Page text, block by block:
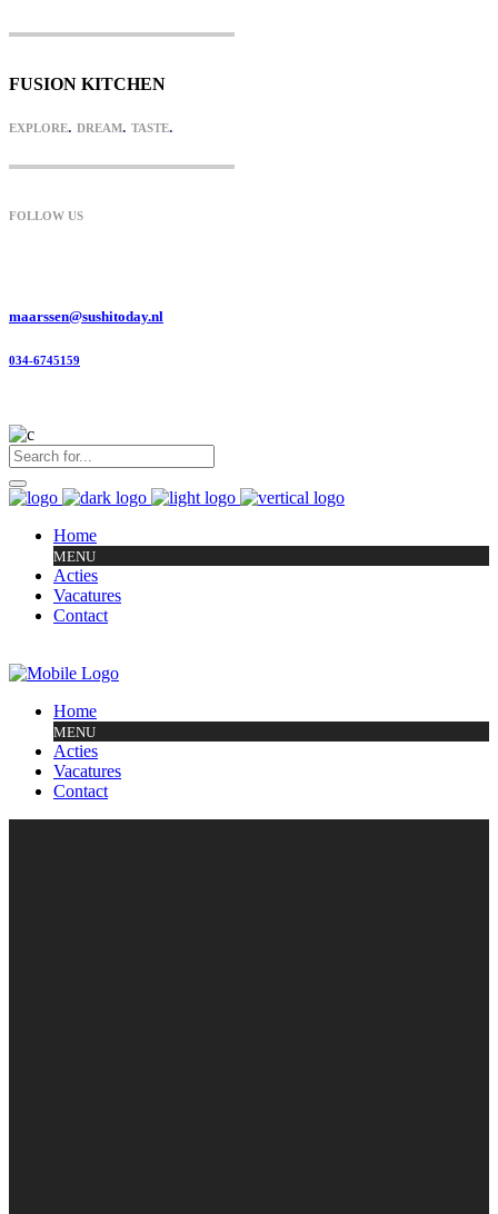
FUSION KITCHEN
EXPLORE. DREAM. TASTE.
FOLLOW US
maarssen@sushitoday.nl
034-6745159
Home
MENU
Acties
Vacatures
Contact
Home
MENU
Acties
Vacatures
Contact